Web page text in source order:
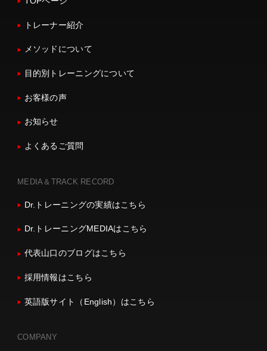
トレーナー紹介
メソッドについて
目的別トレーニングについて
お客様の声
お知らせ
よくあるご質問
MEDIA＆TRACK RECORD
Dr.トレーニングの実績はこちら
Dr.トレーニングMEDIAはこちら
代表山口のブログはこちら
採用情報はこちら
英語版サイト（English）はこちら
COMPANY